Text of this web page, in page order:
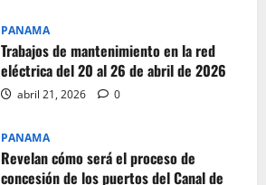
PANAMA
Trabajos de mantenimiento en la red
eléctrica del 20 al 26 de abril de 2026
abril 21, 2026 0
PANAMA
Revelan cómo será el proceso de
concesión de los puertos del Canal de